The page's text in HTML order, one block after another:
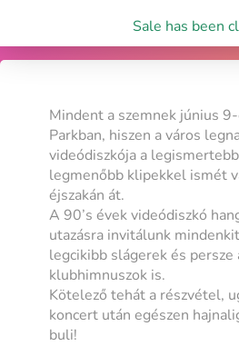
Sale has been
Mindent a szemnek június
Parkban, hiszen a város
videódiszkója a
legmenőbb klipekkel ismét
éjszakán át.
A 90’s évek videódiszkó
utazásra invitálunk
legcikibb slágerek és
klubhimnuszok is.
Kötelező tehát a részvétel,
koncert után egészen
buli!